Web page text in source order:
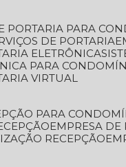
PORTARIA PARA
DE PORTARIA
ELETRÔNICA
PARA
VIRTUAL
PARA
EMPRESA
RECEPÇÃO